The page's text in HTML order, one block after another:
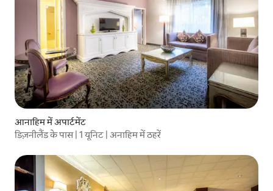
आनाहिम में अपार्टमेंट
डिज़नीलैंड के पास | 1 यूनिट | अनाहिम में ठहरें